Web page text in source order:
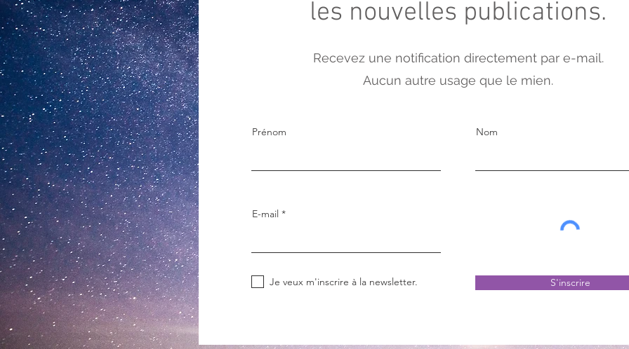
les nouvelles publications.
Recevez une notification directement par e-mail.
Aucun autre usage que le mien.
Prénom Nom
E-mail
Je veux m'inscrire à la newsletter. S'inscrire